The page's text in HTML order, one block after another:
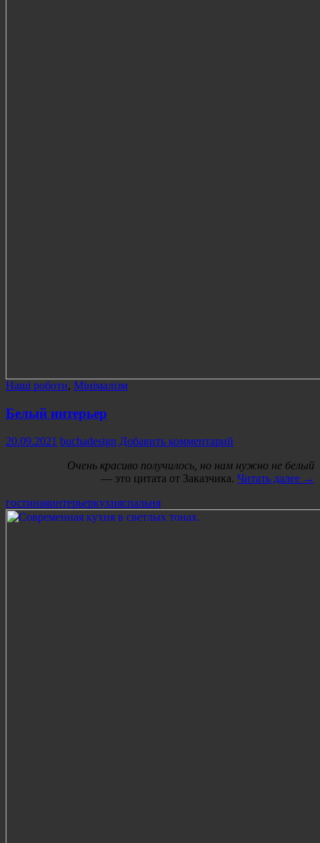
Наші роботи, Мінімалізм
Белый интерьер
20.09.2021 buchadesign Добавить комментарий
Очень красиво получилось, но нам нужно не белый
— это цитата от Заказчика. Читать далее →
гостинаяинтерьеркухняспальня